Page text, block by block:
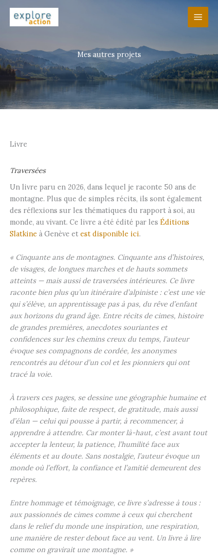
contenu
Mes autres projets
Livre
Traversées
Un livre paru en 2026, dans lequel je raconte 50 ans de
montagne. Plus que de simples récits, ils sont également
des réflexions sur les thématiques du rapport à soi, au
monde, au vivant. Ce livre a été édité par les Éditions
Slatkine à Genève et est disponible ici.
« Cinquante ans de montagnes. Cinquante ans d’histoires,
de visages, de longues marches et de hauts sommets
atteints — mais aussi de traversées intérieures. Ce livre
raconte bien plus qu’un itinéraire d’alpiniste : c’est une vie
qui s’élève, un apprentissage pas à pas, du rêve d’enfant
aux horizons du grand âge. Entre récits de cimes, histoire
de grandes premières, anecdotes souriantes et
confidences sur les chemins creux du temps, l’auteur
évoque ses compagnons de cordée, les anonymes
rencontrés au détour d’un col et les pionniers qui ont
tracé la voie.
À travers ces pages, se dessine une géographie humaine et
philosophique, faite de respect, de gratitude, mais aussi
d’élan — celui qui pousse à partir, à recommencer, à
apprendre à attendre. Car monter là-haut, c’est avant tout
accepter la lenteur, la patience, l’humilité face aux
éléments et au doute. Sans nostalgie, l’auteur évoque un
monde où l’effort, la confiance et l’amitié demeurent des
repères.
Entre hommage et témoignage, ce livre s’adresse à tous :
aux passionnés de cimes comme à ceux qui cherchent
dans le relief du monde une inspiration, une respiration,
une manière de rester debout face au vent. Un livre à lire
comme on gravirait une montagne. »